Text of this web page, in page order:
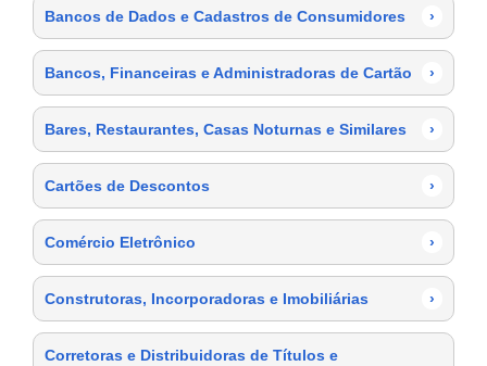
Bancos de Dados e Cadastros de Consumidores ›
Bancos, Financeiras e Administradoras de Cartão ›
Bares, Restaurantes, Casas Noturnas e Similares ›
Cartões de Descontos ›
Comércio Eletrônico ›
Construtoras, Incorporadoras e Imobiliárias ›
Corretoras e Distribuidoras de Títulos e